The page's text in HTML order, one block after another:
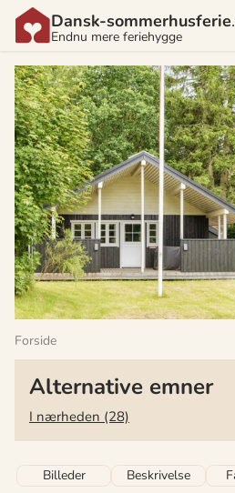
Dansk-sommerhusferie
Endnu mere feriehygge
Forside
Alternative emner
I nærheden (28)
Billeder Beskrivelse